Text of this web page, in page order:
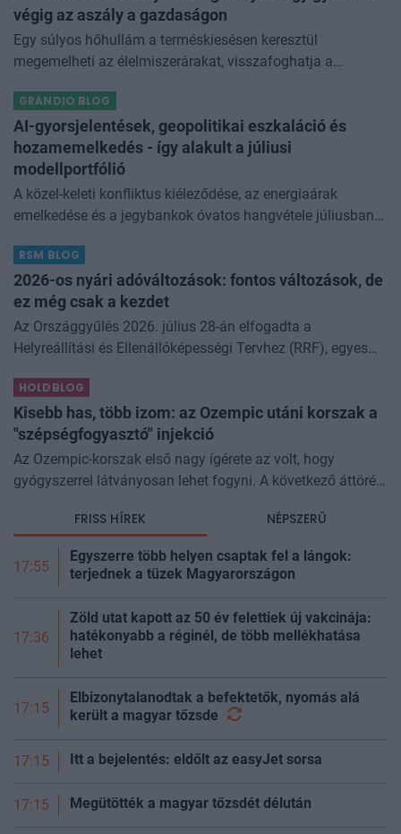
végig az aszály a gazdaságon
Egy súlyos hőhullám a terméskiesésen keresztül
megemelheti az élelmiszerárakat, visszafoghatja a
még az állam finanszírozását is m
GRANDIO BLOG
AI-gyorsjelentések, geopolitikai eszkaláció és
hozamemelkedés - így alakult a júliusi
modellportfólió
A közel-keleti konfliktus kiéleződése, az energiaárak
emelkedése és a jegybankok óvatos hangvétele júliusban
miközben a jelentő
RSM BLOG
2026-os nyári adóváltozások: fontos változások, de
ez még csak a kezdet
Az Országgyűlés 2026. július 28-án elfogadta a
Helyreállítási és Ellenállóképességi Tervhez (RRF), egyes
kapcsolódó adóintézkedésekről, v
HOLDBLOG
Kisebb has, több izom: az Ozempic utáni korszak a
"szépségfogyasztó" injekció
Az Ozempic-korszak első nagy ígérete az volt, hogy
gyógyszerrel látványosan lehet fogyni. A következő áttörés
Kísérleti géncsendesítő
FRISS HÍREK NÉPSZERŰ
17:55
Egyszerre több helyen csaptak fel a lángok:
terjednek a tüzek Magyarországon
17:36
Zöld utat kapott az 50 év felettiek új vakcinája:
hatékonyabb a réginél, de több mellékhatása
lehet
17:15
Elbizonytalanodtak a befektetők, nyomás alá
került a magyar tőzsde
17:15 Itt a bejelentés: eldőlt az easyJet sorsa
17:15 Megütötték a magyar tőzsdét délután